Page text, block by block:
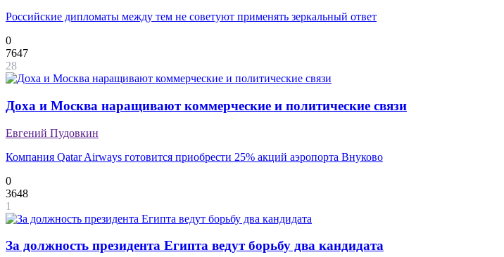
Российские дипломаты между тем не советуют применять зеркальный ответ
0
7647
28
Доха и Москва наращивают коммерческие и политические связи
Евгений Пудовкин
Компания Qatar Airways готовится приобрести 25% акций аэропорта Внуково
0
3648
1
За должность президента Египта ведут борьбу два кандидата